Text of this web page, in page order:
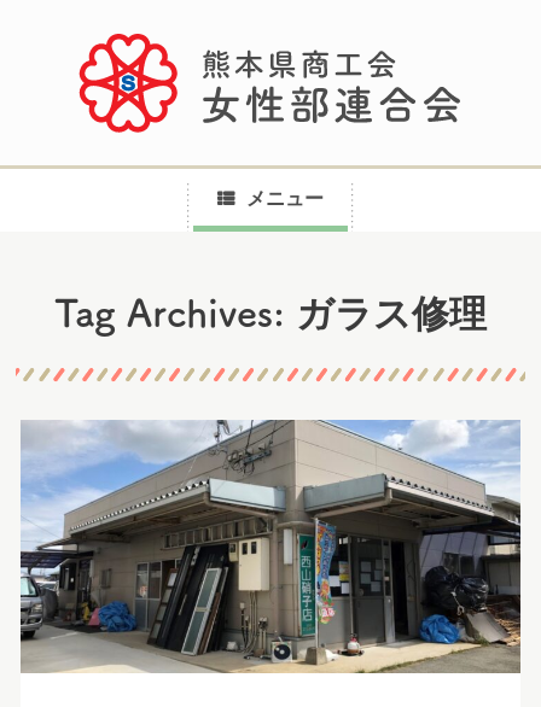
メニュー
ン
ス
キ
ッ
Tag Archives: ガラス修理